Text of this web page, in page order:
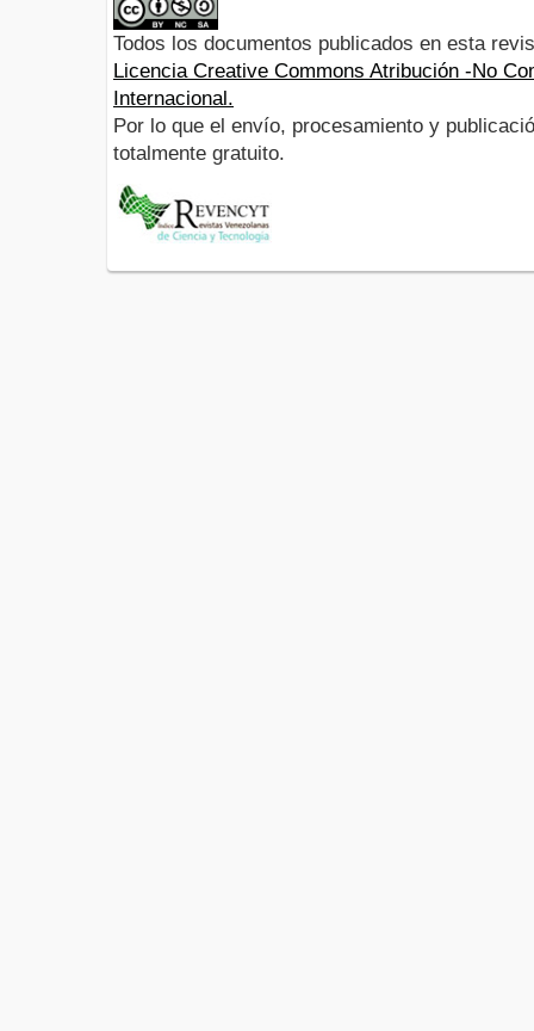
Todos los documentos publicados en esta
Licencia Creative Commons Atribución -No
Internacional.
Por lo que el envío, procesamiento y
totalmente gratuito.